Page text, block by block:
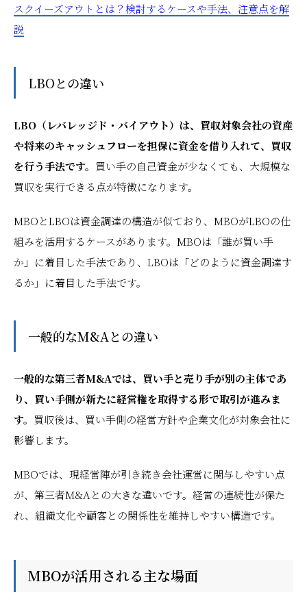
スクイーズアウトとは？検討するケースや手法、注意点を解
説
LBOとの違い
LBO（レバレッジド・バイアウト）は、買収対象会社の資産
や将来のキャッシュフローを担保に資金を借り入れて、買収
を行う手法です。 買い手の自己資金が少なくても、大規模な
買収を実行できる点が特徴になります。
MBOとLBOは資金調達の構造が似ており、MBOがLBOの仕
組みを活用するケースがあります。MBOは「誰が買い手
か」に着目した手法であり、LBOは「どのように資金調達す
るか」に着目した手法です。
一般的なM&Aとの違い
一般的な第三者M&Aでは、買い手と売り手が別の主体であ
り、買い手側が新たに経営権を取得する形で取引が進みま
す。 買収後は、買い手側の経営方針や企業文化が対象会社に
影響します。
MBOでは、現経営陣が引き続き会社運営に関与しやすい点
が、第三者M&Aとの大きな違いです。経営の連続性が保た
れ、組織文化や顧客との関係性を維持しやすい構造です。
MBOが活用される主な場面